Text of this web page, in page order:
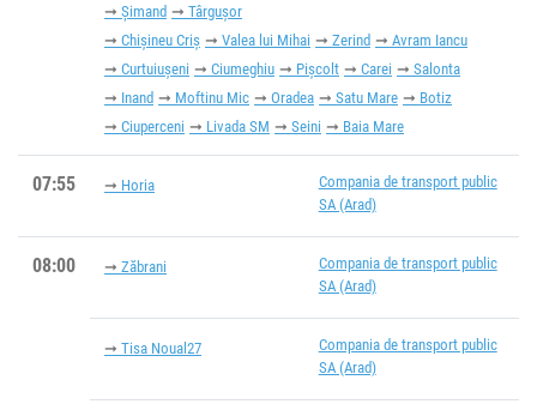
Șimand
Târgușor
Chișineu Criș
Valea lui Mihai Zerind
Avram Iancu
Curtuiușeni
Ciumeghiu Pișcolt Carei
Salonta
Inand
Moftinu Mic Oradea Satu Mare
Botiz
Ciuperceni
Livada SM Seini Baia Mare
07:55
Compania de transport public
SA (Arad)
Horia
08:00
Compania de transport public
SA (Arad)
Zăbrani
Compania de transport public
SA (Arad)
Tisa Noual27